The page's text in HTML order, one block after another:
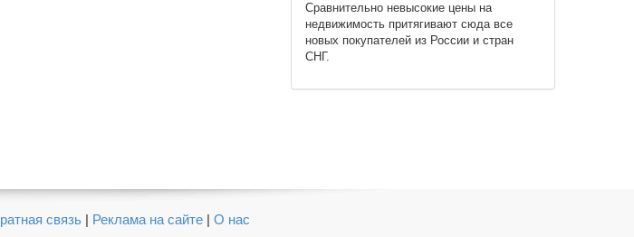
Сравнительно невысокие цены на
недвижимость притягивают сюда все
новых покупателей из России и стран
СНГ.
связь | Реклама на сайте | О нас